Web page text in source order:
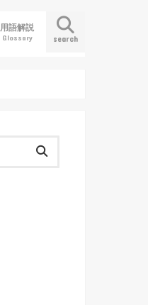
search
用語解説
Glossary